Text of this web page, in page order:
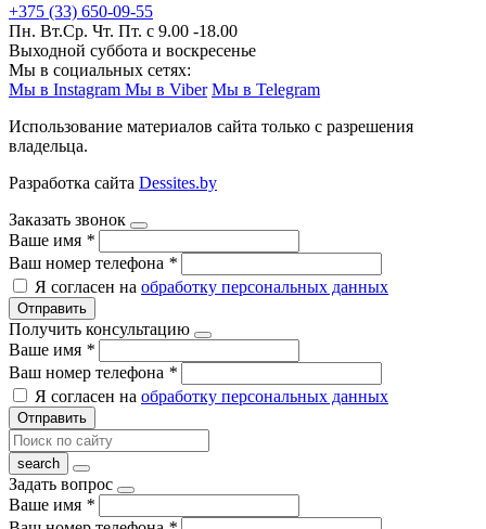
+375 (33) 650-09-55
Пн. Вт.Ср. Чт. Пт. с 9.00 -18.00
Выходной суббота и воскресенье
Мы в социальных сетях:
Мы в Instagram Мы в Viber Мы в Telegram
Использование материалов сайта только с разрешения
владельца.
Разработка сайта Dessites.by
Заказать звонок
Ваше имя *
Ваш номер телефона *
Я согласен на обработку персональных данных
Отправить
Получить консультацию
Ваше имя *
Ваш номер телефона *
Я согласен на обработку персональных данных
Отправить
Задать вопрос
Ваше имя *